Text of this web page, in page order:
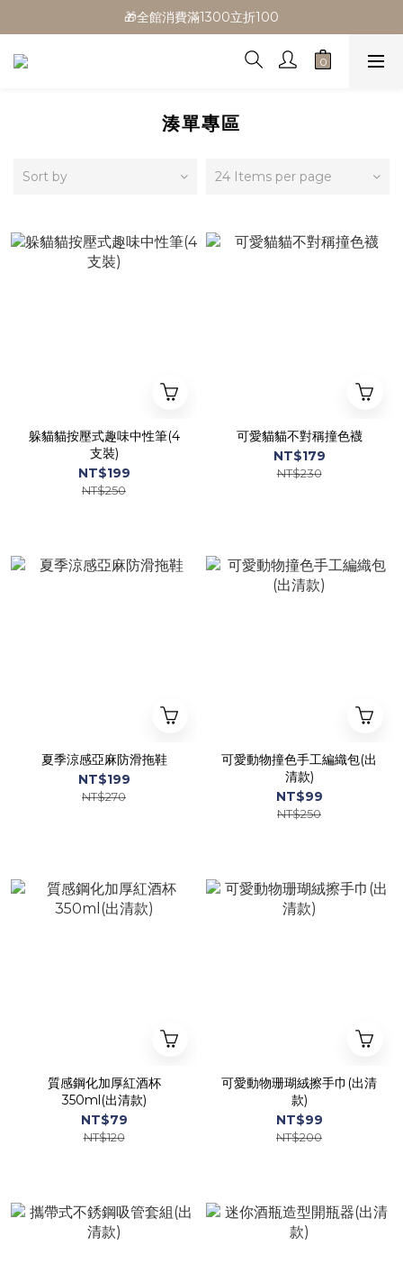
🎁全館消費滿1300立折100
🎁全館消費滿1300立折100
🎉新會員首購/超取免運
🎁全館消費滿1300立折100
湊單專區
Sort by 24 Items per page
躲貓貓按壓式趣味中性筆(4
支裝)
NT$199
NT$250
可愛貓貓不對稱撞色襪
NT$179
NT$230
夏季涼感亞麻防滑拖鞋
NT$199
NT$270
可愛動物撞色手工編織包(出
清款)
NT$99
NT$250
質感鋼化加厚紅酒杯
350ml(出清款)
NT$79
NT$120
可愛動物珊瑚絨擦手巾(出清
款)
NT$99
NT$200